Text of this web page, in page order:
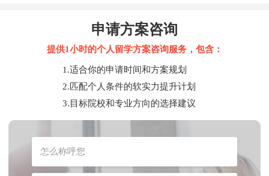
申请方案咨询
提供1小时的个人留学方案咨询服务，包含：
1.适合你的申请时间和方案规划
2.匹配个人条件的软实力提升计划
3.目标院校和专业方向的选择建议